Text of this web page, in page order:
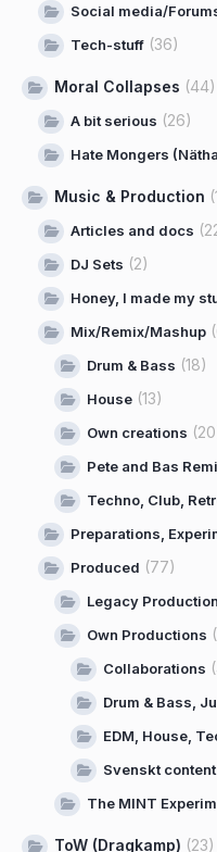
Social media/
Tech-stuff (36)
Moral Collapses (44)
A bit serious (26)
Hate Mongers
Music & Production
Articles and docs
DJ Sets (2)
Honey, I made my
Mix/Remix/Mashup
Drum & Bass (18)
House (13)
Own creations
Pete and Bas
Techno, Club,
Preparations,
Produced (77)
Legacy
Own Productions
Collaborations
Drum & Bass,
EDM, House,
Svenskt content
The MINT
ToW (Dragkamp) (23)